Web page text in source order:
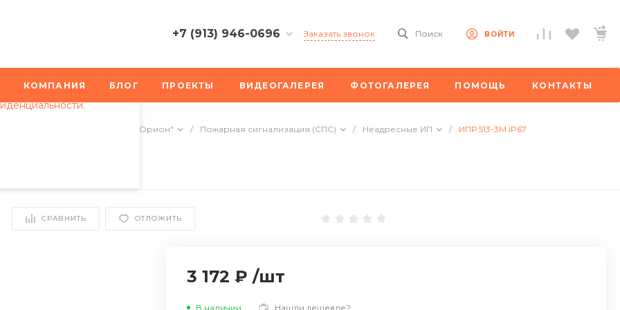
использования.
.
+7 (913) 946-0696
+7 (913) 946-0696
г. Хабаровск, ул.
Пионерская, 2
info@bplus-nsk.ru
Cб-Вс: Выходной
Заказать звонок Поиск ВОЙТИ
КОМПАНИЯ БЛОГ ПРОЕКТЫ ВИДЕОГАЛЕРЕЯ ФОТОГАЛЕРЕЯ ПОМОЩЬ КОНТАКТЫ
сигнализации ИСО "Орион" / Пожарная сигнализация (СПС) / Неадресные ИП / ИПР 513-3М IP67
СРАВНИТЬ ОТЛОЖИТЬ
3 172 ₽ /шт
В наличии Нашли дешевле?